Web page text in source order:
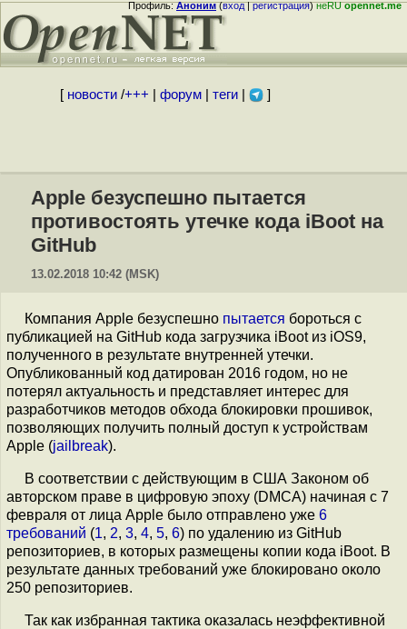
Профиль:Аноним(вход|регистрация)неRUopennet.me
[ новости/+++ форум| теги| ]
Apple безуспешно пытается
противостоять утечке кода iBoot на
GitHub
13.02.2018 10:42 (MSK)
Компания Apple безуспешно пытается бороться с
публикацией на GitHub кода загрузчика iBoot из iOS9,
полученного в результате внутренней утечки.
Опубликованный код датирован 2016 годом, но не
потерял актуальность и представляет интерес для
разработчиков методов обхода блокировки прошивок,
позволяющих получить полный доступ к устройствам
Apple (jailbreak).
В соответствии с действующим в США Законом об
авторском праве в цифровую эпоху (DMCA) начиная с 7
февраля от лица Apple было отправлено уже 6
требований (1, 2, 3, 4, 5, 6) по удалению из GitHub
репозиториев, в которых размещены копии кода iBoot. В
результате данных требований уже блокировано около
250 репозиториев.
Так как избранная тактика оказалась неэффективной